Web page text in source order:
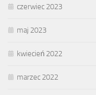
czerwiec 2023
maj 2023
kwiecień 2022
marzec 2022